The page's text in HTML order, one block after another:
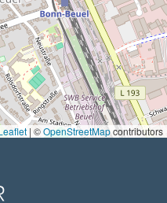
| ©OpenStreetMapcontributors